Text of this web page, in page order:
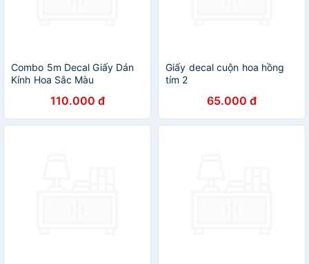
Combo 5m Decal Giấy Dán
Kính Hoa Sắc Màu
110.000 đ
Giấy decal cuộn hoa hồng
tím 2
65.000 đ